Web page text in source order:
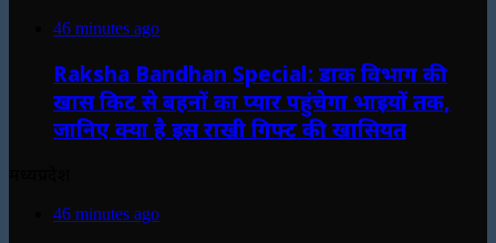
46 minutes ago
Raksha Bandhan Special: डाक विभाग की
खास किट से बहनों का प्यार पहुंचेगा भाइयों तक,
जानिए क्या है इस राखी गिफ्ट की खासियत
46 minutes ago